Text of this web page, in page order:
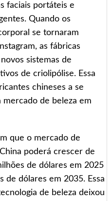
faciais portáteis e
Quando os
se tornaram
as fábricas
sistemas de
de criolipólise. Essa
chineses a se
de beleza em
que o mercado de
poderá crescer de
de dólares em 2025
de dólares em 2035. Essa
de beleza deixou